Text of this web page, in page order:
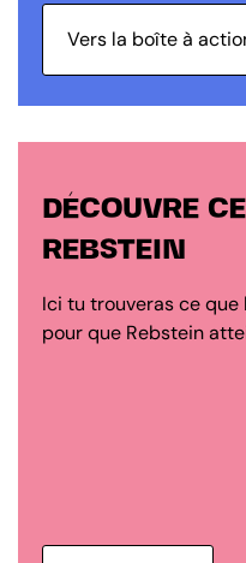
Vers la boîte à
DÉCOUVRE
REBSTEIN
Ici tu trouveras ce
pour que Rebstein